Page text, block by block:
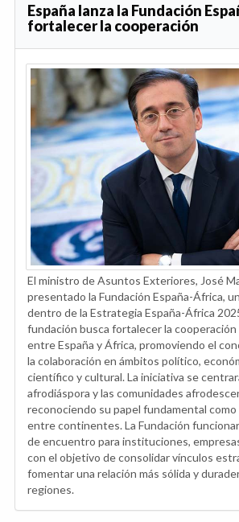
España lanza la Fundación
fortalecer la cooperación
El ministro de Asuntos Exteriores, José
presentado la Fundación España-África,
dentro de la Estrategia España-África
fundación busca fortalecer la cooperación
entre España y África, promoviendo el
la colaboración en ámbitos político,
científico y cultural. La iniciativa se
afrodiáspora y las comunidades
reconociendo su papel fundamental
entre continentes. La Fundación
de encuentro para instituciones,
con el objetivo de consolidar vínculos
fomentar una relación más sólida y
regiones.